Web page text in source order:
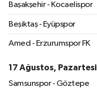
Başakşehir - Kocaelispor
Beşiktaş - Eyüpspor
Amed - Erzurumspor FK
17 Ağustos, Pazartesi
Samsunspor - Göztepe